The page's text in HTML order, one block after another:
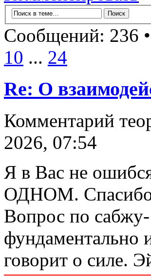
Сообщений: 236 •
10 ... 24
Re: О
Комментарий
2026, 07:54
Я в Вас не
ОДНОМ.
Вопрос по сабжу-
фундаментально
говорит о силе.